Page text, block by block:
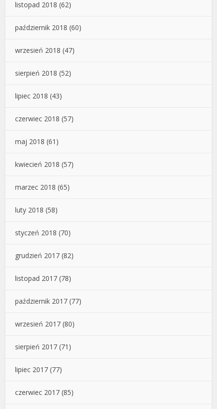
listopad 2018 (62)
październik 2018 (60)
wrzesień 2018 (47)
sierpień 2018 (52)
lipiec 2018 (43)
czerwiec 2018 (57)
maj 2018 (61)
kwiecień 2018 (57)
marzec 2018 (65)
luty 2018 (58)
styczeń 2018 (70)
grudzień 2017 (82)
listopad 2017 (78)
październik 2017 (77)
wrzesień 2017 (80)
sierpień 2017 (71)
lipiec 2017 (77)
czerwiec 2017 (85)